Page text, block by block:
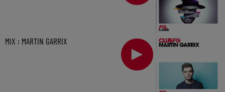
MIX : MARTIN GARRIX